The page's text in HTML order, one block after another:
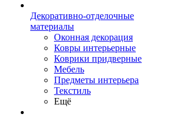
Декоративно-отделочные
материалы
Оконная декорация
Ковры интерьерные
Коврики придверные
Мебель
Предметы интерьера
Текстиль
Ещё